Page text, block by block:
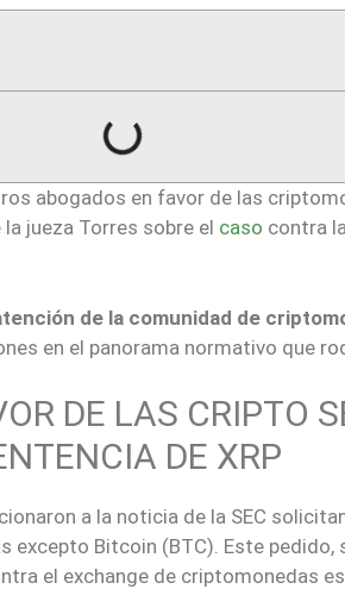
abogados en favor de las
jueza Torres sobre el caso contra
de la comunidad de
en el panorama normativo que
DE LAS CRIPTO
DE XRP
a la noticia de la SEC
excepto Bitcoin (BTC). Este pedido,
el exchange de criptomonedas